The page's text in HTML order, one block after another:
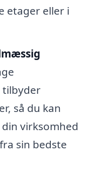
etager eller i
tilbyder
så du kan
virksomhed
sin bedste